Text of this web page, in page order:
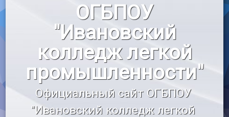
«Профессионалы»
«Профессионалитет»
Образовательный кредит
ОГБПОУ
"Ивановский
колледж легкой
промышленности"
Официальный сайт ОГБПОУ
"Ивановский колледж легкой